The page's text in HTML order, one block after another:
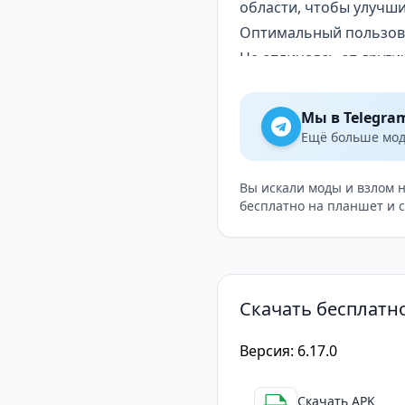
области, чтобы
Оптимальный
Не отличаясь от
хочет найти новые
изображениям и
«посмотреть».
расположены на
и почувствуете себя
Мы в
Ещё больше
Вы искали моды и взлом
бесплатно на планшет и
Скачать
Версия: 6.17.0
Скачать APK